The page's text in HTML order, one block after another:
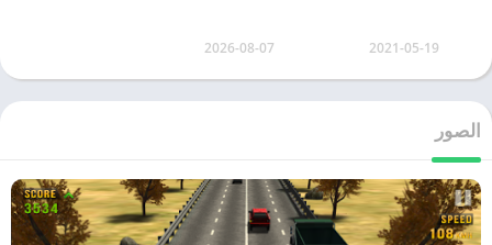
2021-05-19
2026-08-07
الصور